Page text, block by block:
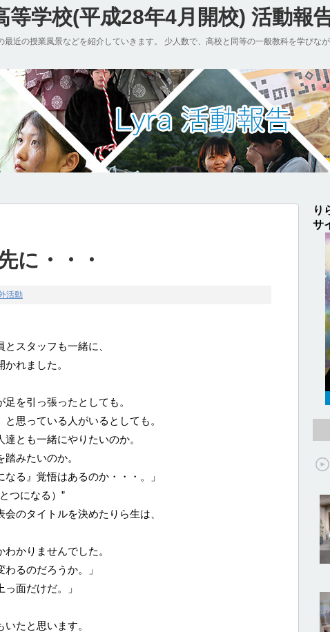
等学校(平成28年4月開校) 活動報
近の授業風景などを紹介していきます。 少人数で、高校と同等の一般教科を学びな
に・・・
活動
スタッフも一緒に、
れました。
足を引っ張ったとしても。
思っている人がいるとしても。
とも一緒にやりたいのか。
みたいのか。
る』覚悟はあるのか・・・。」
つになる）”
のタイトルを決めたりら生は、
かりませんでした。
わるのだろうか。」
っ面だけだ。」
たと思います。
り
サ